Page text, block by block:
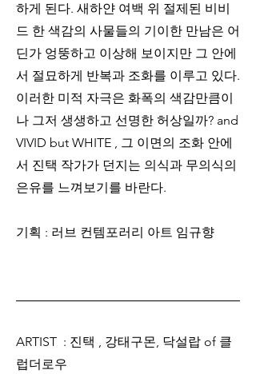
하게 된다. 새하얀 여백 위 절제된 비비
드 한 색감의 사물들의 기이한 만남은 어
딘가 엉뚱하고 이상해 보이지만 그 안에
서 절묘하게 반복과 조화를 이루고 있다.
이러한 미적 자극은 화폭의 색감만큼이
나 그저 생생하고 선명한 허상일까? and
VIVID but WHITE , 그 이면의 조화 안에
서 진택 작가가 던지는 의식과 무의식의
은유를 느껴보기를 바란다.
기획 : 러브 컨템포러리 아트 임규향
ARTIST  : 진택 , 강태구몬, 닥설랍 of 클
럽더로우